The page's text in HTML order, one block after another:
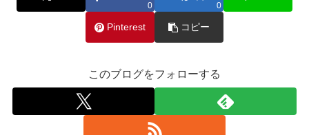
0 0
Pinterest コピー
このブログをフォローする